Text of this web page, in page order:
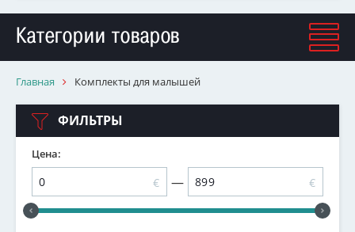
Категории товаров
Главная Комплекты для малышей
ФИЛЬТРЫ
Цена:
€ — €